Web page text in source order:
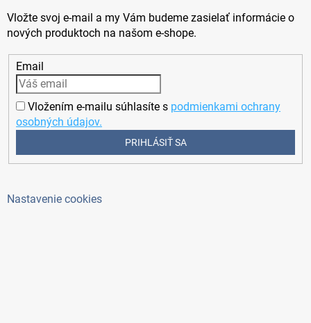
Vložte svoj e-mail a my Vám budeme zasielať informácie o
nových produktoch na našom e-shope.
Email
Vložením e-mailu súhlasíte s podmienkami ochrany
osobných údajov.
PRIHLÁSIŤ SA
Nastavenie cookies